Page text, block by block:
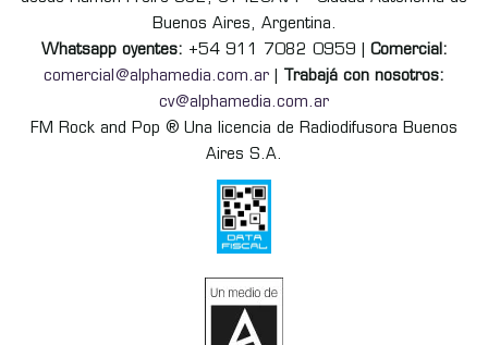
Buenos Aires, Argentina.
Whatsapp oyentes: +54 911 7082 0959 | Comercial:
comercial@alphamedia.com.ar
Trabajá con nosotros:
cv@alphamedia.com.ar
FM Rock and Pop ® Una licencia de Radiodifusora Buenos
Aires S.A.